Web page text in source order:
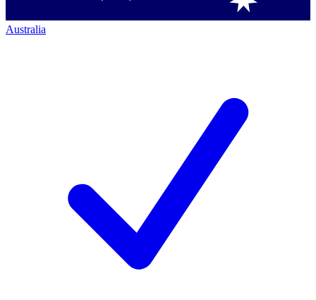
Australia